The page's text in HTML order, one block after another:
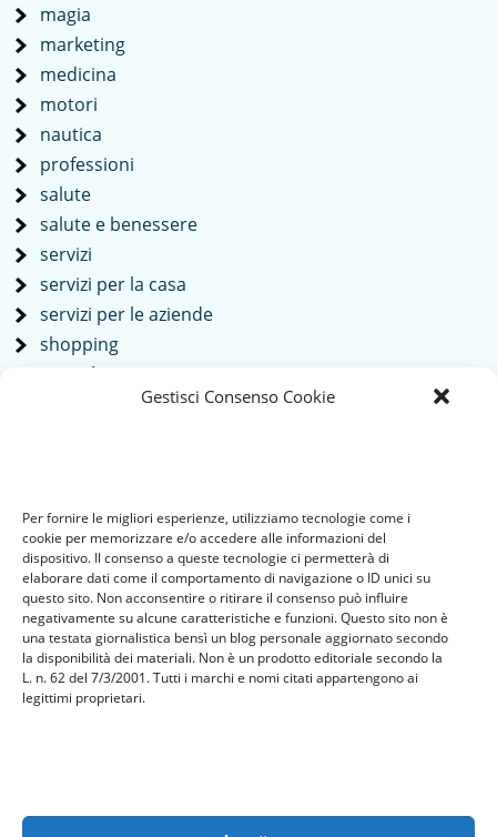
Gestisci Consenso Cookie
Per fornire le migliori esperienze, utilizziamo tecnologie come i
cookie per memorizzare e/o accedere alle informazioni del
dispositivo. Il consenso a queste tecnologie ci permetterà di
elaborare dati come il comportamento di navigazione o ID unici su
questo sito. Non acconsentire o ritirare il consenso può influire
negativamente su alcune caratteristiche e funzioni. Questo sito non è
una testata giornalistica bensì un blog personale aggiornato secondo
la disponibilità dei materiali. Non è un prodotto editoriale secondo la
L. n. 62 del 7/3/2001. Tutti i marchi e nomi citati appartengono ai
legittimi proprietari.
magia
marketing
medicina
motori
nautica
professioni
salute
salute e benessere
servizi
servizi per la casa
servizi per le aziende
shopping
società
Uncategorized
viaggi
web
web marketing
wedding
Meta